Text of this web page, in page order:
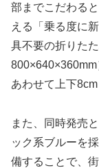
部までこだわる
える「乗る度に
具不要の折りた
あわせて上下
また、同時発売
ック系ブルーを
備することで、